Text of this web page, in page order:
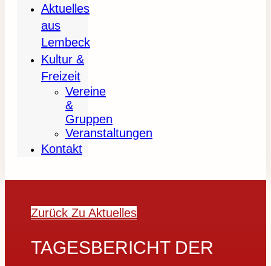
Aktuelles
aus
Lembeck
Kultur &
Freizeit
Vereine
&
Gruppen
Veranstaltungen
Kontakt
Zurück Zu Aktuelles
TAGESBERICHT DER